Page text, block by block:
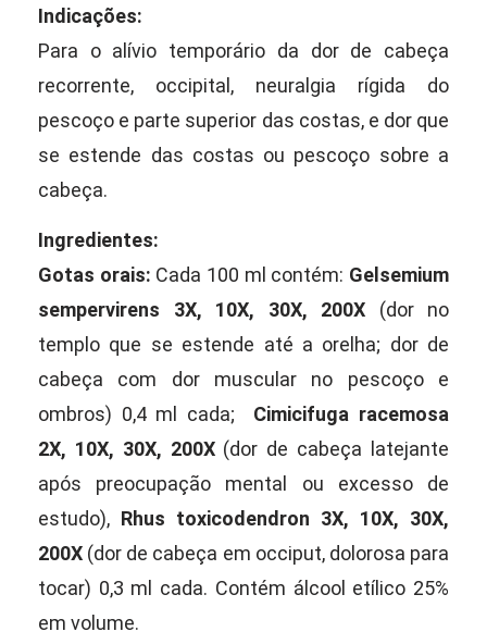
Indicações:
Para o alívio temporário da dor de cabeça
recorrente, occipital, neuralgia rígida do
pescoço e parte superior das costas, e dor que
se estende das costas ou pescoço sobre a
cabeça.
Ingredientes:
Gotas orais: Cada 100 ml contém: Gelsemium
sempervirens 3X, 10X, 30X, 200X (dor no
templo que se estende até a orelha; dor de
cabeça com dor muscular no pescoço e
ombros) 0,4 ml cada; Cimicifuga racemosa
2X, 10X, 30X, 200X (dor de cabeça latejante
após preocupação mental ou excesso de
estudo), Rhus toxicodendron 3X, 10X, 30X,
200X (dor de cabeça em occiput, dolorosa para
tocar) 0,3 ml cada. Contém álcool etílico 25%
em volume.